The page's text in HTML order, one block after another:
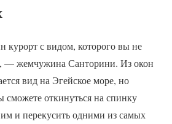
курорт с видом, которого вы не
— жемчужина Санторини. Из окон
вид на Эгейское море, но
сможете откинуться на спинку
и перекусить одними из самых